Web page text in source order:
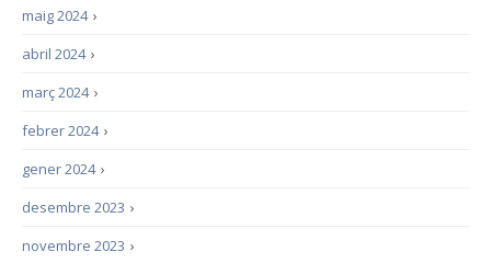
›
maig 2024
›
abril 2024
›
març 2024
›
febrer 2024
›
gener 2024
›
desembre 2023
›
novembre 2023